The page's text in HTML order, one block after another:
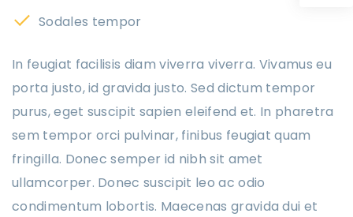
Sodales tempor
In feugiat facilisis diam viverra viverra. Vivamus eu
porta justo, id gravida justo. Sed dictum tempor
purus, eget suscipit sapien eleifend et. In pharetra
sem tempor orci pulvinar, finibus feugiat quam
fringilla. Donec semper id nibh sit amet
ullamcorper. Donec suscipit leo ac odio
condimentum lobortis. Maecenas gravida dui et